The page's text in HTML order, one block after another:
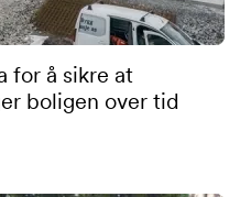
for å sikre at
boligen over tid